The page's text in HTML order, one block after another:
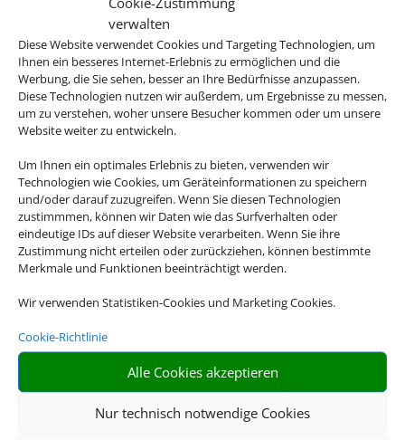
verwalten
Diese Website verwendet Cookies und Targeting Technologien, um
Ihnen ein besseres Internet-Erlebnis zu ermöglichen und die
Werbung, die Sie sehen, besser an Ihre Bedürfnisse anzupassen.
Diese Technologien nutzen wir außerdem, um Ergebnisse zu messen,
um zu verstehen, woher unsere Besucher kommen oder um unsere
Website weiter zu entwickeln.
Um Ihnen ein optimales Erlebnis zu bieten, verwenden wir
Technologien wie Cookies, um Geräteinformationen zu speichern
und/oder darauf zuzugreifen. Wenn Sie diesen Technologien
zustimmmen, können wir Daten wie das Surfverhalten oder
eindeutige IDs auf dieser Website verarbeiten. Wenn Sie ihre
Zustimmung nicht erteilen oder zurückziehen, können bestimmte
Merkmale und Funktionen beeinträchtigt werden.
Wir verwenden Statistiken-Cookies und Marketing Cookies.
Cookie-Richtlinie
Alle Cookies akzeptieren
Nur technisch notwendige Cookies
Hotel und Bahn
Empfehlungen für Ihre Reise
Sinnvolle Extras, die oft dazu gebucht werden.